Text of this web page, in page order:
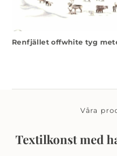
Renfjället offwhite tyg
Våra
Textilkonst med